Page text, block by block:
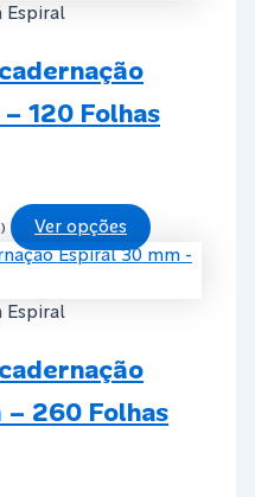
may
on
the
product
Espiral
120 Folhas
Ver opções
This
product
may
Espiral
260 Folhas